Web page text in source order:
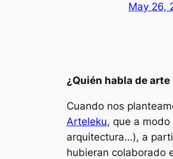
May 26,
¿Quién habla de arte
Cuando nos
Arteleku, que a modo
arquitectura…), a
hubieran colaborado